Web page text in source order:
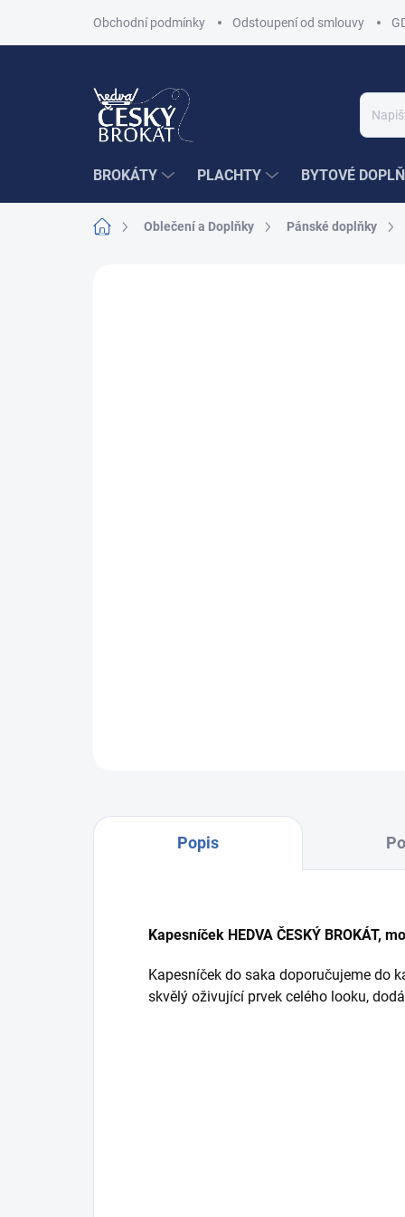
Obchodní podmínky Odstoupení od smlouvy
BROKÁTY PLACHTY BYTOVÉ
Domů Oblečení a Doplňky Pánské doplňky
Popis
Kapesníček HEDVA ČESKÝ BROKÁT,
Kapesníček do saka doporučujeme do
skvělý oživující prvek celého looku,